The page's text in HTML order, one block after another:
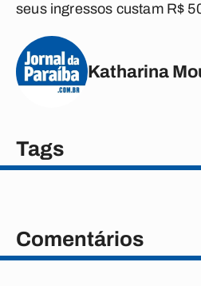
seus ingressos custam R$
Katharina
Tags
Comentários